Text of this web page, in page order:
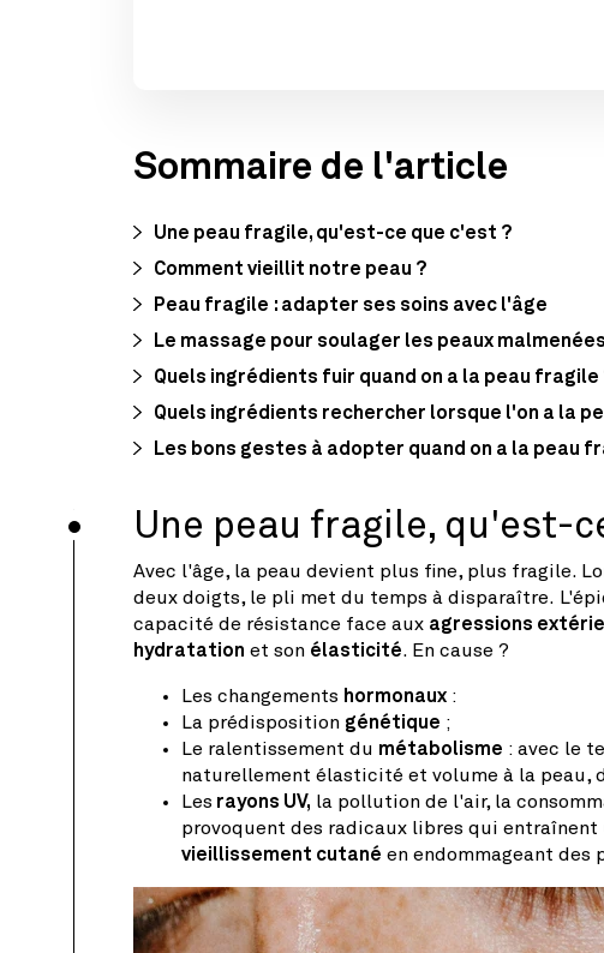
Sommaire de l'article
Une peau fragile, qu'est-ce que c'est ?
Comment vieillit notre peau ?
Peau fragile : adapter ses soins avec l'âge
Le massage pour soulager les peaux malmenées
Quels ingrédients fuir quand on a la peau fragile
Quels ingrédients rechercher lorsque l'on a la
Les bons gestes à adopter quand on a la peau
Une peau fragile, qu'est-
Avec l'âge, la peau devient plus fine, plus fragile.
deux doigts, le pli met du temps à disparaître.
capacité de résistance face aux agressions
hydratation et son élasticité. En cause ?
Les changements hormonaux :
La prédisposition génétique ;
Le ralentissement du métabolisme : avec le
naturellement élasticité et volume à la peau,
Les rayons UV, la pollution de l'air, la
provoquent des radicaux libres qui entraînent
vieillissement cutané en endommageant